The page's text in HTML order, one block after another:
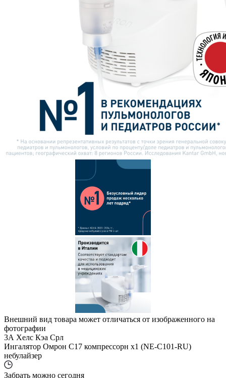
Внешний вид товара может отличаться от изображенного на
фотографии
3А Хелс Кэа Срл
Ингалятор Омрон С17 компрессорн x1 (NE-C101-RU)
небулайзер
Забрать можно сегодня